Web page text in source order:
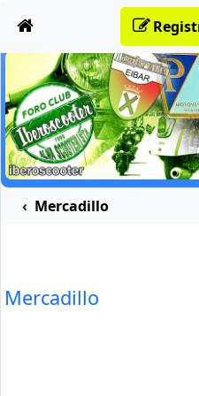
Mercadillo
Mercadillo